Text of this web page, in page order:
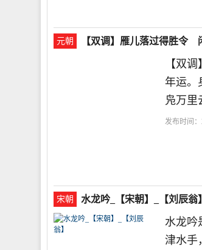
元朝 【双调】雁儿落过得胜令
【双
年运。
凫万里
发布时间：
宋朝 水龙吟_【宋朝】_【刘辰翁】
水龙吟
津水手